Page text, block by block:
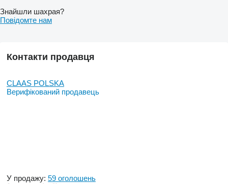
Знайшли шахрая?
Повідомте нам
Контакти продавця
CLAAS POLSKA
Верифікований продавець
У продажу: 59 оголошень